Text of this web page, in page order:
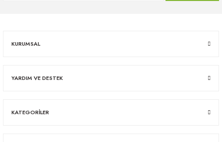
KURUMSAL
YARDIM VE DESTEK
KATEGORİLER